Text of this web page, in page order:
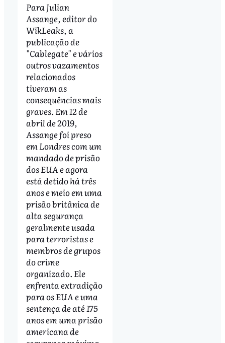
Para Julian
Assange, editor do
WikLeaks, a
publicação de
"Cablegate" e vários
outros vazamentos
relacionados
tiveram as
consequências mais
graves. Em 12 de
abril de 2019,
Assange foi preso
em Londres com um
mandado de prisão
dos EUA e agora
está detido há três
anos e meio em uma
prisão britânica de
alta segurança
geralmente usada
para terroristas e
membros de grupos
do crime
organizado. Ele
enfrenta extradição
para os EUA e uma
sentença de até 175
anos em uma prisão
americana de